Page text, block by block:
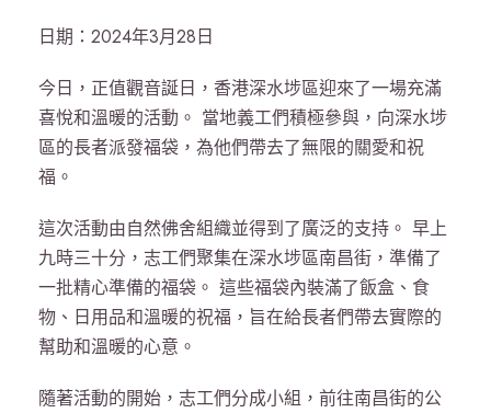
日期：2024年3月28日
今日，正值觀音誕日，香港深水埗區迎來了一場充滿
喜悅和溫暖的活動。 當地義工們積極參與，向深水埗
區的長者派發福袋，為他們帶去了無限的關愛和祝
福。
這次活動由自然佛舍組織並得到了廣泛的支持。 早上
九時三十分，志工們聚集在深水埗區南昌街，準備了
一批精心準備的福袋。 這些福袋內裝滿了飯盒、食
物、日用品和溫暖的祝福，旨在給長者們帶去實​​際的
幫助和溫暖的心意。
隨著活動的開始，志工們分成小組，前往南昌街的公